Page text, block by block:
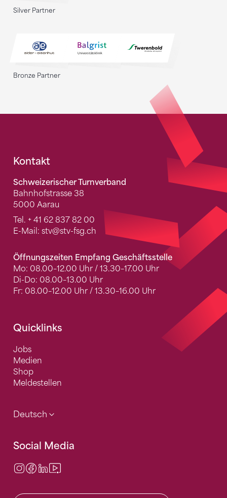
Silver Partner
Bronze Partner
Fusszeile
Kontakt
Schweizerischer Turnverband
Bahnhofstrasse 38
5000 Aarau
Tel. + 41 62 837 82 00
E-Mail: stv@stv-fsg.ch
Öffnungszeiten Empfang Geschäftsstelle
Mo: 08.00–12.00 Uhr / 13.30–17.00 Uhr
Di-Do: 08.00–13.00 Uhr
Fr: 08.00–12.00 Uhr / 13.30–16.00 Uhr
Quicklinks
Jobs
Medien
Shop
Meldestellen
Deutsch
Social Media
Instagram
Facebook
LinkedIn